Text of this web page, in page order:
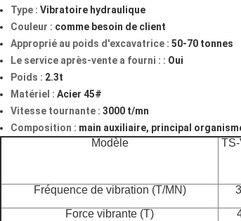
Type : Vibratoire hydraulique
Couleur : comme besoin de client
Approprié au poids d'excavatrice : 50-70 tonnes
Le service après-vente a fourni : : Oui
Poids : 2.3t
Matériel : Acier 45#
Vitesse tournante : 3000 t/mn
Composition : main auxiliaire, principal
Modèle
Fréquence de vibration (T/MN)
Force vibrante (T)